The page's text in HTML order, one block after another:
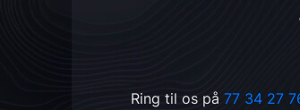
Ring til os på 77 34 27